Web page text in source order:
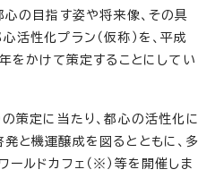
心の目指す姿や将来像、その具
活性化プラン（仮称）を、平成
かけて策定することにしてい
の策定に当たり、都心の活性化に
と機運醸成を図るとともに、多
ールドカフェ（※）等を開催しま